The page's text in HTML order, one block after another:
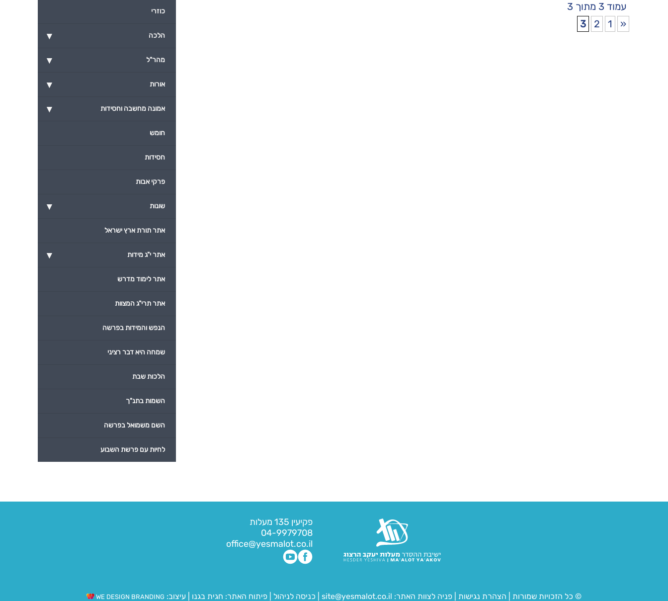
עמוד 3 מתוך 3
«
1
2
3
כוזרי
▾ הלכה
▾ מהר"ל
▾ אורות
▾ אמונה מחשבה וחסידות
חומש
חסידות
פרקי אבות
▾ שונות
אתר תורת ארץ ישראל
▾ אתר י"ג מידות
אתר לימוד מדרש
אתר תרי"ג המצוות
הנפש והמידות בפרשה
שמחה היא דבר רציני
הלכות שבת
השמות בתנ"ך
השם משמואל בפרשה
לחיות עם פרשת השבוע
פקיעין 135 מעלות
04-9979708
office@yesmalot.co.il
© כל הזכויות שמורות הצהרת נגישות פניה לצוות האתר: site@yesmalot.co.il כניסה לניהול פיתוח האתר: חגית בגנו עיצוב: WE DESIGN BRANDING